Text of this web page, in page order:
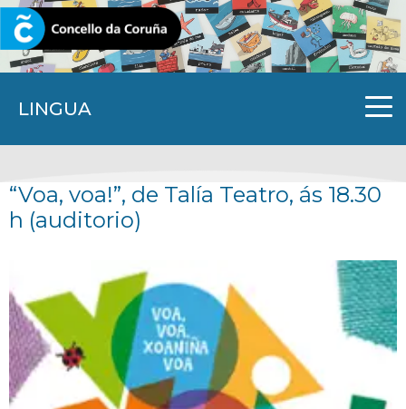
LINGUA
CORUNA.GAL
“Voa, voa!”, de Talía Teatro, ás 18.30
h (auditorio)